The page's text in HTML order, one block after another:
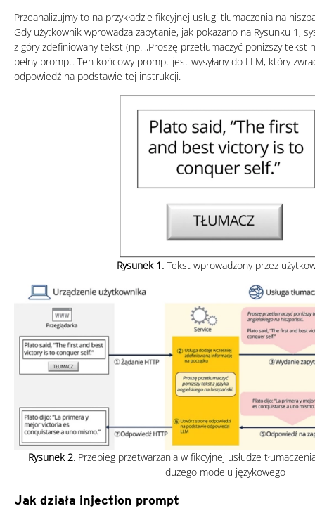
Przeanalizujmy to na przykładzie fikcyjnej usługi tłumaczenia na
Gdy użytkownik wprowadza zapytanie, jak pokazano na Rysunku 1,
z góry zdefiniowany tekst (np. „Proszę przetłumaczyć poniższy tekst
pełny prompt. Ten końcowy prompt jest wysyłany do LLM, który
odpowiedź na podstawie tej instrukcji.
Rysunek 1.Tekst wprowadzony przez
Rysunek 2.Przebieg przetwarzania w fikcyjnej usłudze
dużego modelu językowego
Jak działa injection prompt